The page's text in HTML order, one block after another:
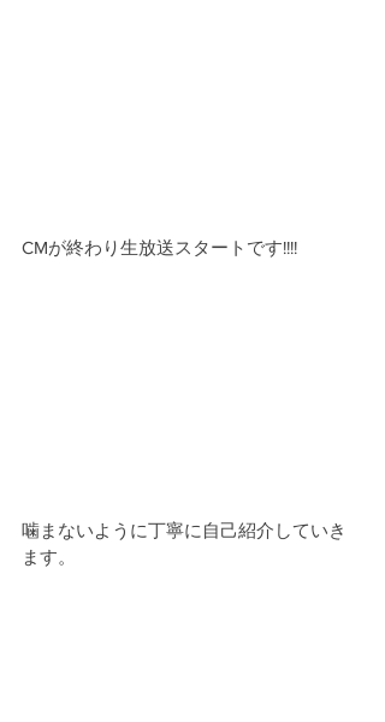
CMが終わり生放送スタートです!!!!
噛まないように丁寧に自己紹介していき
ます。